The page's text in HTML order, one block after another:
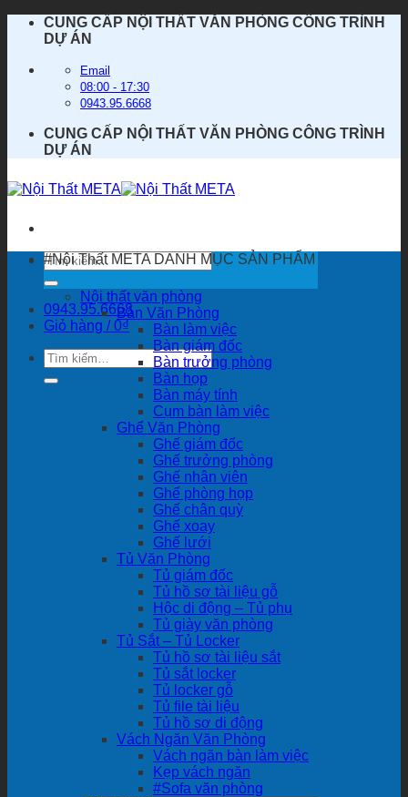
dung
CUNG CẤP NỘI THẤT VĂN PHÒNG CÔNG TRÌNH
DỰ ÁN
Email
08:00 - 17:30
0943.95.6668
CUNG CẤP NỘI THẤT VĂN PHÒNG CÔNG TRÌNH
DỰ ÁN
Tìm
kiếm:
0943.95.6668
Giỏ hàng /0₫
Tìm
kiếm:
#Nội Thất META DANH MỤC SẢN PHẨM
Nội thất văn phòng
Bàn Văn Phòng
Bàn làm việc
Bàn giám đốc
Bàn trưởng phòng
Bàn họp
Bàn máy tính
Cụm bàn làm việc
Ghế Văn Phòng
Ghế giám đốc
Ghế trưởng phòng
Ghế nhân viên
Ghế phòng họp
Ghế chân quỳ
Ghế xoay
Ghế lưới
Tủ Văn Phòng
Tủ giám đốc
Tủ hồ sơ tài liệu gỗ
Hộc di động – Tủ phụ
Tủ giày văn phòng
Tủ Sắt – Tủ Locker
Tủ hồ sơ tài liệu sắt
Tủ sắt locker
Tủ locker gỗ
Tủ file tài liệu
Tủ hồ sơ di động
Vách Ngăn Văn Phòng
Vách ngăn bàn làm việc
Kẹp vách ngăn
#Sofa văn phòng